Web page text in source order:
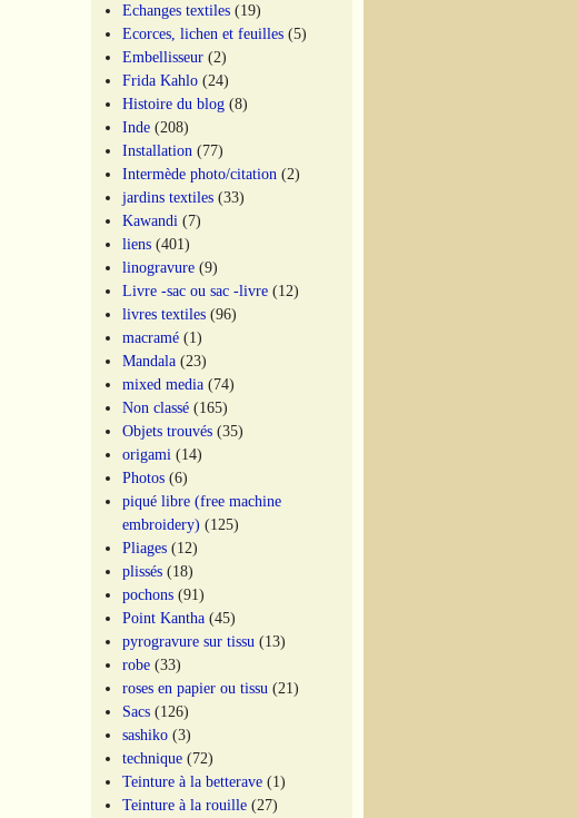
Echanges textiles (19)
Ecorces, lichen et feuilles (5)
Embellisseur (2)
Frida Kahlo (24)
Histoire du blog (8)
Inde (208)
Installation (77)
Intermède photo/citation (2)
jardins textiles (33)
Kawandi (7)
liens (401)
linogravure (9)
Livre -sac ou sac -livre (12)
livres textiles (96)
macramé (1)
Mandala (23)
mixed media (74)
Non classé (165)
Objets trouvés (35)
origami (14)
Photos (6)
piqué libre (free machine
embroidery) (125)
Pliages (12)
plissés (18)
pochons (91)
Point Kantha (45)
pyrogravure sur tissu (13)
robe (33)
roses en papier ou tissu (21)
Sacs (126)
sashiko (3)
technique (72)
Teinture à la betterave (1)
Teinture à la rouille (27)